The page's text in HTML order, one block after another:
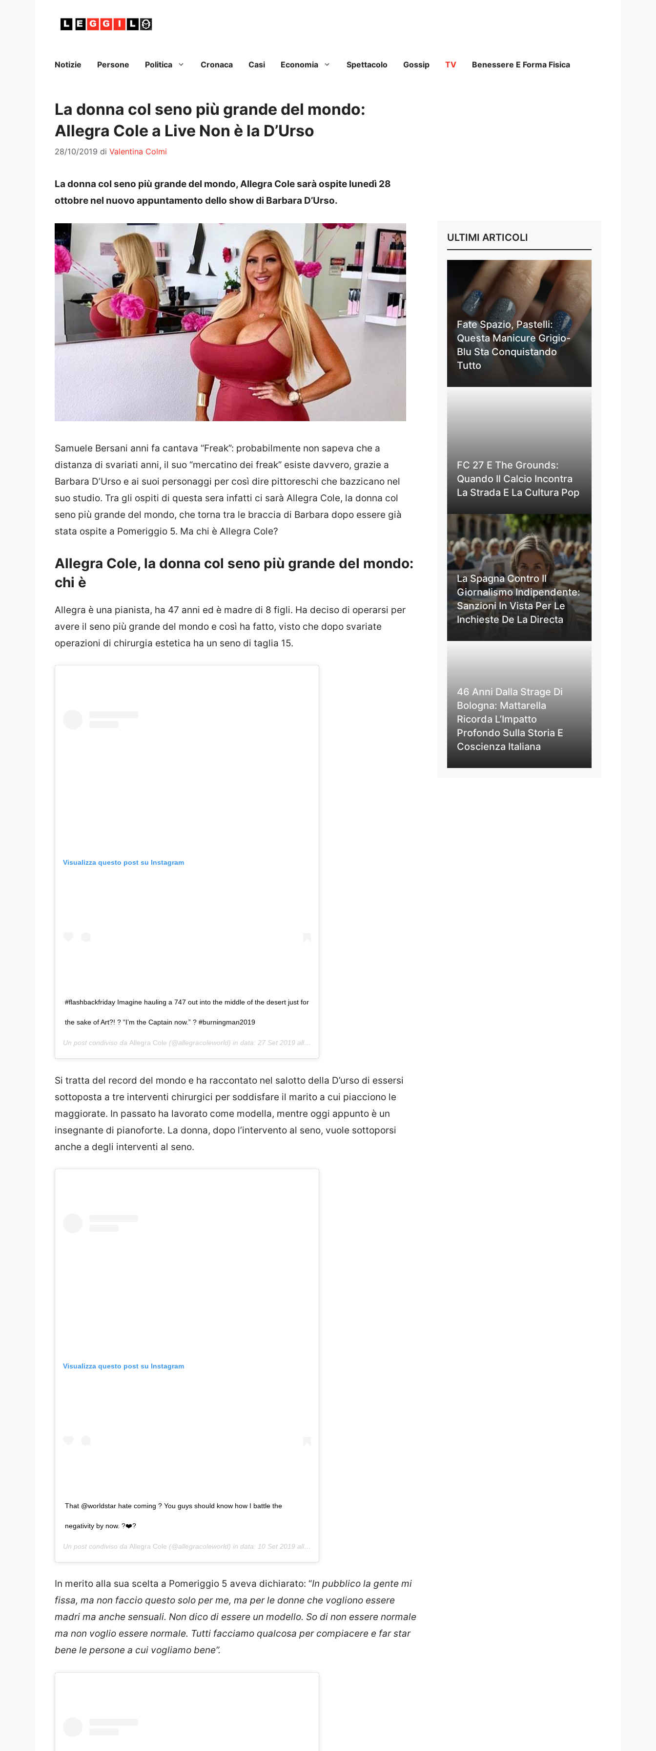
Notizie Persone Politica Cronaca Casi Economia Spettacolo Gossip TV Benessere E Forma Fisica
La donna col seno più grande del mondo:
Allegra Cole a Live Non è la D’Urso
28/10/2019 di Valentina Colmi
La donna col seno più grande del mondo, Allegra Cole sarà ospite lunedì 28
ottobre nel nuovo appuntamento dello show di Barbara D’Urso.
Samuele Bersani anni fa cantava “Freak”: probabilmente non sapeva che a
distanza di svariati anni, il suo “mercatino dei freak” esiste davvero, grazie a
Barbara D’Urso e ai suoi personaggi per così dire pittoreschi che bazzicano nel
suo studio. Tra gli ospiti di questa sera infatti ci sarà Allegra Cole, la donna col
seno più grande del mondo, che torna tra le braccia di Barbara dopo essere già
stata ospite a Pomeriggio 5. Ma chi è Allegra Cole?
Allegra Cole, la donna col seno più grande del mondo:
chi è
Allegra è una pianista, ha 47 anni ed è madre di 8 figli. Ha deciso di operarsi per
avere il seno più grande del mondo e così ha fatto, visto che dopo svariate
operazioni di chirurgia estetica ha un seno di taglia 15.
Visualizza questo post su Instagram
#flashbackfriday Imagine hauling a 747 out into the middle of the desert just for
the sake of Art?! ? “I’m the Captain now.” ? #burningman2019
Un post condiviso da Allegra Cole (@allegracoleworld) in data: 27 Set 2019 alle ore 10:17 PDT
Si tratta del record del mondo e ha raccontato nel salotto della D’urso di essersi
sottoposta a tre interventi chirurgici per soddisfare il marito a cui piacciono le
maggiorate. In passato ha lavorato come modella, mentre oggi appunto è un
insegnante di pianoforte. La donna, dopo l’intervento al seno, vuole sottoporsi
anche a degli interventi al seno.
Visualizza questo post su Instagram
That @worldstar hate coming ? You guys should know how I battle the
negativity by now. ?❤️?
Un post condiviso da Allegra Cole (@allegracoleworld) in data: 10 Set 2019 alle ore 7:51 PDT
In merito alla sua scelta a Pomeriggio 5 aveva dichiarato: “In pubblico la gente mi
fissa, ma non faccio questo solo per me, ma per le donne che vogliono essere
madri ma anche sensuali. Non dico di essere un modello. So di non essere normale
ma non voglio essere normale. Tutti facciamo qualcosa per compiacere e far star
bene le persone a cui vogliamo bene”.
ULTIMI ARTICOLI
Fate Spazio, Pastelli:
Questa Manicure Grigio-
Blu Sta Conquistando
Tutto
FC 27 E The Grounds:
Quando Il Calcio Incontra
La Strada E La Cultura Pop
La Spagna Contro Il
Giornalismo Indipendente:
Sanzioni In Vista Per Le
Inchieste De La Directa
46 Anni Dalla Strage Di
Bologna: Mattarella
Ricorda L’Impatto
Profondo Sulla Storia E
Coscienza Italiana